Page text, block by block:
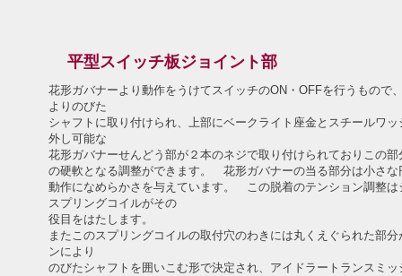
花形ガバナーより動作をうけてスイッチのON・OFFを行うもので
よりのびた
シャフトに取り付けられ、上部にベークライト座金とスチールワ
外し可能な
花形ガバナーせんどう部が２本のネジで取り付けられておりこの
の硬軟となる調整ができます。 花形ガバナーの当る部分は小さ
動作になめらかさを与えています。 この脱着のテンション調整
スプリングコイルがその
役目をはたします。
またこのスプリングコイルの取付穴のわきには丸くえぐられた部
ンにより
のびたシャフトを囲いこむ形で決定され、アイドラートランスミ
平型スイッチ板ジョイント部